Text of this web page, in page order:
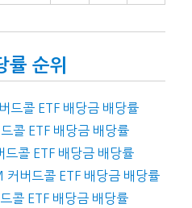
률 순위
드콜 ETF 배당금 배당률
콜 ETF 배당금 배당률
콜 ETF 배당금 배당률
버드콜 ETF 배당금 배당률
콜 ETF 배당금 배당률